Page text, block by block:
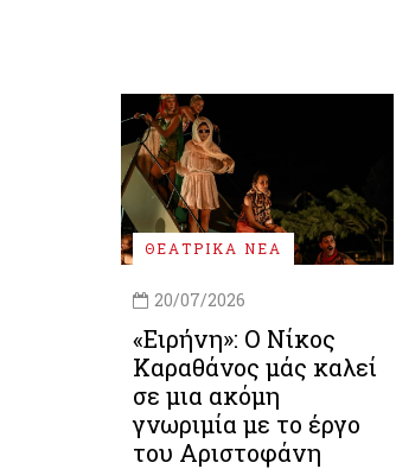
ΘΕΑΤΡΙΚΑ ΝΕΑ
20/07/2026
«Ειρήνη»: Ο Νίκος
Καραθάνος μάς καλεί
σε μια ακόμη
γνωριμία με το έργο
του Αριστοφάνη